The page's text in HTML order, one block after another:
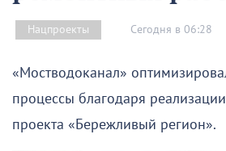
Нацпроекты Сегодня в 06:28
«Мостводоканал»
процессы благодаря
проекта «Бережливый регион».